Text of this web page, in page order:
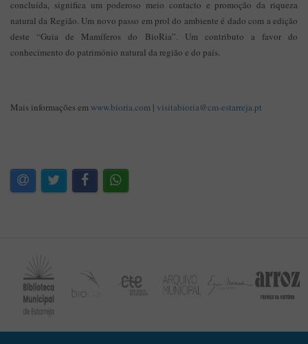
concluída, significa um poderoso meio contacto e promoção da riqueza
natural da Região. Um novo passo em prol do ambiente é dado com a edição
deste “Guia de Mamíferos do BioRia”. Um contributo a favor do
conhecimento do património natural da região e do país.
Mais informações emwww.bioria.com | visitabioria@cm-estarreja.pt